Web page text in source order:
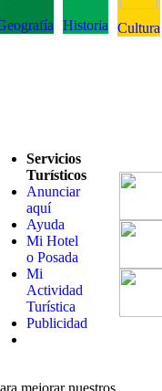
Historia Cultura
Servicios
Turísticos
Anunciar
aquí
Ayuda
Mi Hotel
o Posada
Mi
Actividad
Turística
Publicidad
mejorar nuestros